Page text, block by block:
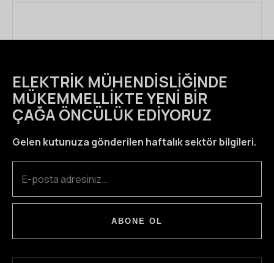
ELEKTRIK MÜHENDISLIĞINDE
MÜKEMMELLIKTE YENI BIR
ÇAĞA ÖNCÜLÜK EDIYORUZ
Gelen kutunuza gönderilen haftalık sektör bilgileri.
ABONE OL